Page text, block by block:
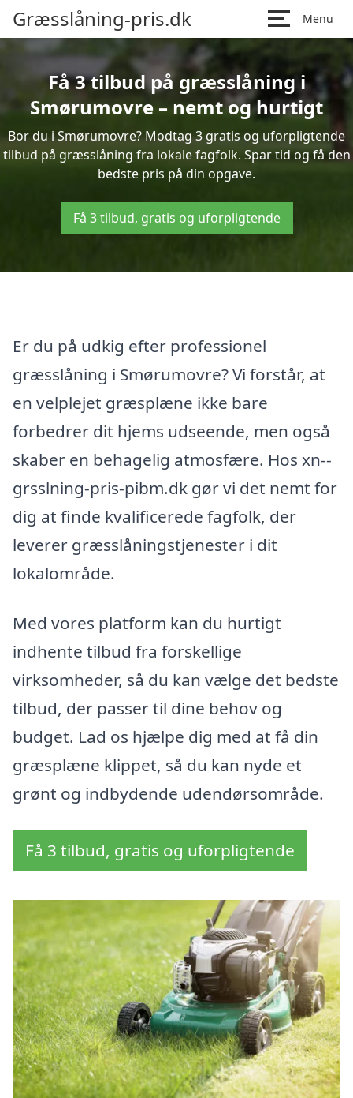
Græsslåning-pris.dk Menu
Få 3 tilbud på græsslåning i
Smørumovre – nemt og hurtigt
Bor du i Smørumovre? Modtag 3 gratis og uforpligtende
tilbud på græsslåning fra lokale fagfolk. Spar tid og få den
bedste pris på din opgave.
Få 3 tilbud, gratis og uforpligtende
Er du på udkig efter professionel
græsslåning i Smørumovre? Vi forstår, at
en velplejet græsplæne ikke bare
forbedrer dit hjems udseende, men også
skaber en behagelig atmosfære. Hos xn--
grsslning-pris-pibm.dk gør vi det nemt for
dig at finde kvalificerede fagfolk, der
leverer græsslåningstjenester i dit
lokalområde.
Med vores platform kan du hurtigt
indhente tilbud fra forskellige
virksomheder, så du kan vælge det bedste
tilbud, der passer til dine behov og
budget. Lad os hjælpe dig med at få din
græsplæne klippet, så du kan nyde et
grønt og indbydende udendørsområde.
Få 3 tilbud, gratis og uforpligtende